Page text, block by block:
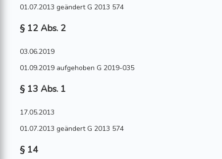
01.07.2013 geändert G 2013 574
§ 12 Abs. 2
03.06.2019
01.09.2019 aufgehoben G 2019-035
§ 13 Abs. 1
17.05.2013
01.07.2013 geändert G 2013 574
§ 14